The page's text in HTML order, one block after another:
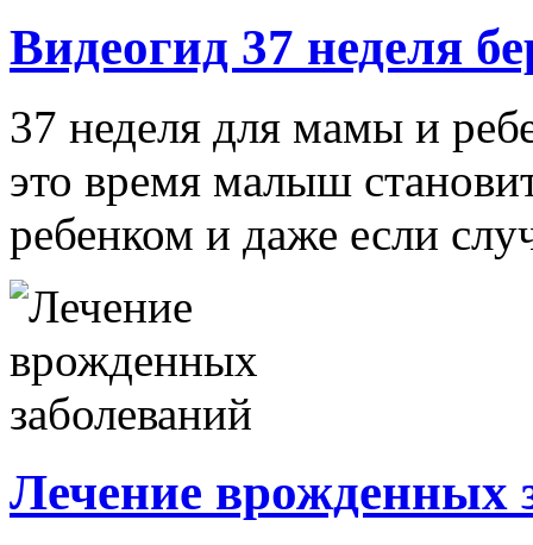
Видеогид 37 неделя
37 неделя для мамы и
это время малыш
ребенком и даже если
Лечение врожденных